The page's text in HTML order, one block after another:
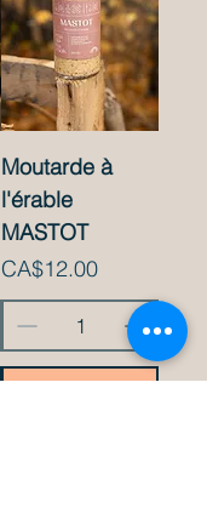
Moutarde à
l'érable
MASTOT
Price
CA$12.00